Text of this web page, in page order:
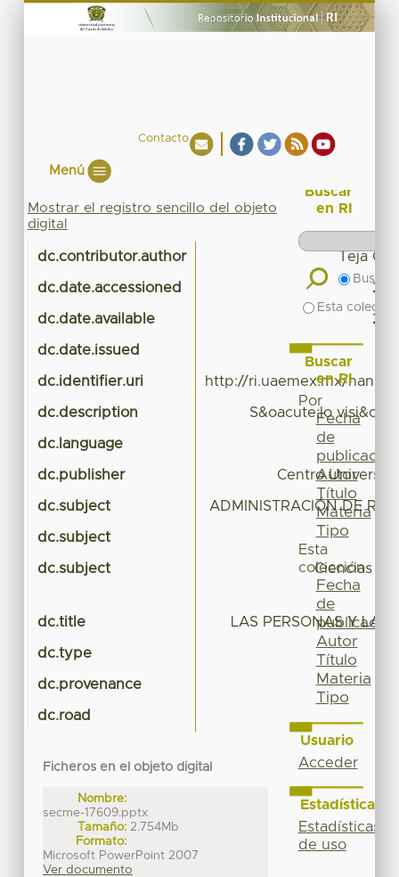
Contacto
Menú
Mostrar el registro sencillo del objeto
digital
dc.contributor.author Teja
dc.date.accessioned
dc.date.available
dc.date.issued
dc.identifier.uri http://ri.uaemex.mx/
dc.description S&oacute;lo
dc.language
dc.publisher Centro
dc.subject ADMINISTRACIÓN DE
dc.subject
dc.subject Ciencias
dc.title LAS PERSONAS Y LAS
dc.type
dc.provenance
dc.road
Ficheros en el objeto digital
Nombre:
secme-17609.pptx
Tamaño: 2.754Mb
Formato:
Microsoft PowerPoint 2007
Ver documento
Buscar
en RI
Buscar
Esta
Buscar
en RI
Por
Fecha
de
publicación
Autor
Título
Materia
Tipo
Esta
colección
Fecha
de
publicación
Autor
Título
Materia
Tipo
Usuario
Acceder
Estadísticas
Estadísticas
de uso